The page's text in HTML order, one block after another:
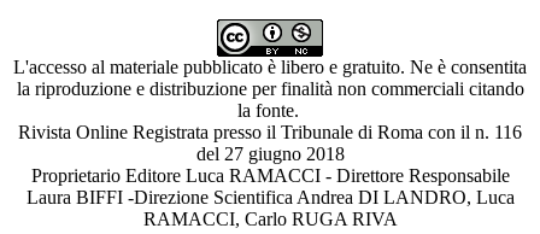
L'accesso al materiale pubblicato è libero e gratuito. Ne è consentita
la riproduzione e distribuzione per finalità non commerciali citando
la fonte.
Rivista Online Registrata presso il Tribunale di Roma con il n. 116
del 27 giugno 2018
Proprietario Editore Luca RAMACCI - Direttore Responsabile
Laura BIFFI -Direzione Scientifica Andrea DI LANDRO, Luca
RAMACCI, Carlo RUGA RIVA